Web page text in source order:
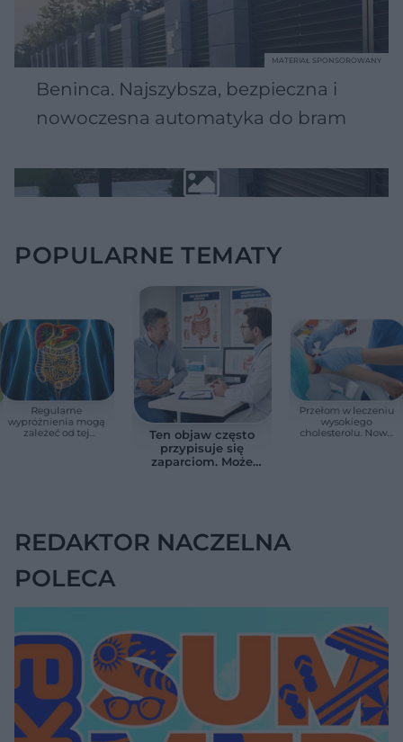
Beninca. Najszybsza, bezpieczna i
nowoczesna automatyka do bram
MATERIAŁ SPONSOROWANY
POPULARNE TEMATY
Regularne
wypróżnienia mogą
zależeć od tej
Ten objaw często
przypisuje się
zaparciom. Może
Przełom w leczeniu
wysokiego
cholesterolu. Nowa
REDAKTOR NACZELNA
POLECA